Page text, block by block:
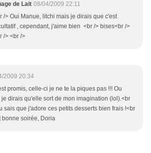
de Lait 08/04/2009 22:11
/> Oui Manue, litchi mais je dirais que c'est
, cependant, j'aime bien <br /> bises<br />
/> <br />
2009 20:34
promis, celle-ci je ne te la piques pas !!! Ou
je dirais qu'elle sort de mon imagination (lol).<br
sais que j'adore ces petits desserts bien frais !<br
bonne soirée, Doria